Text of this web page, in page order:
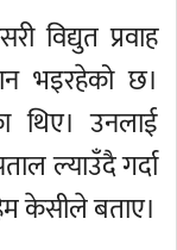
विद्युत प्रवाह
भइरहेको छ।
थिए। उनलाई
ल्याउँदै गर्दा
केसीले बताए।